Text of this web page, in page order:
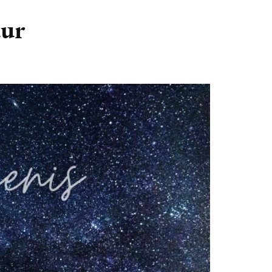
(BULLET) JOURNALLING
DUURZAAMHEID
WILDPLUKKEN
INTERVIEWS
NIEUWS
SAMENWERKEN
CONTACT